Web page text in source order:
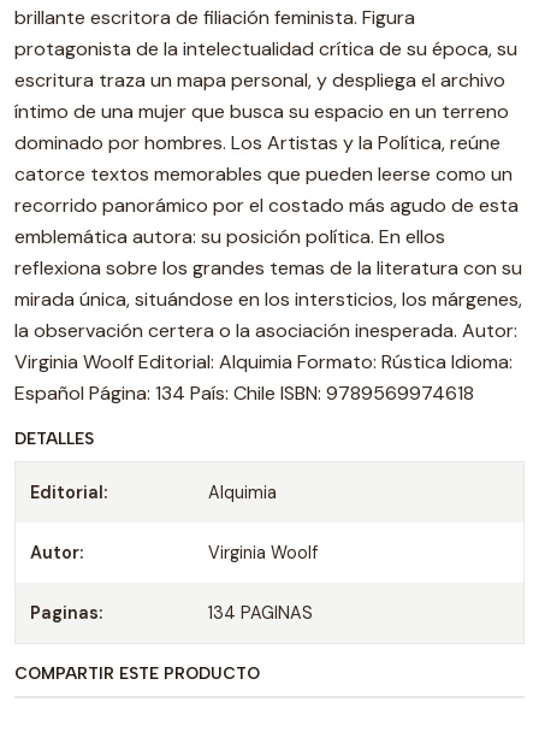
brillante escritora de filiación feminista. Figura
protagonista de la intelectualidad crítica de su época, su
escritura traza un mapa personal, y despliega el archivo
íntimo de una mujer que busca su espacio en un terreno
dominado por hombres. Los Artistas y la Política, reúne
catorce textos memorables que pueden leerse como un
recorrido panorámico por el costado más agudo de esta
emblemática autora: su posición política. En ellos
reflexiona sobre los grandes temas de la literatura con su
mirada única, situándose en los intersticios, los márgenes,
la observación certera o la asociación inesperada. Autor:
Virginia Woolf Editorial: Alquimia Formato: Rústica Idioma:
Español Página: 134 País: Chile ISBN: 9789569974618
DETALLES
Editorial: Alquimia
Autor: Virginia Woolf
Paginas: 134 PAGINAS
COMPARTIR ESTE PRODUCTO